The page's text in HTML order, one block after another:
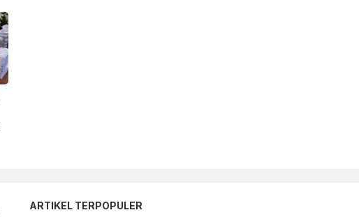
ARTIKEL TERPOPULER